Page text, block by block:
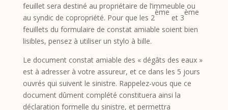
feuillet sera destiné au propriétaire de l’immeuble ou
au syndic de copropriété. Pour que les 2
ème
et 3
ème
feuillets du formulaire de constat amiable soient bien
lisibles, pensez à utiliser un stylo à bille.
Le document constat amiable des « dégâts des eaux »
est à adresser à votre assureur, et ce dans les 5 jours
ouvrés qui suivent le sinistre. Rappelez-vous que ce
document dûment complété constituera ainsi la
déclaration formelle du sinistre, et permettra